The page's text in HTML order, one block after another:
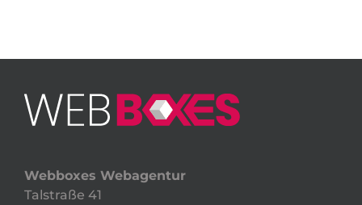
Webboxes Webagentur
Talstraße 41